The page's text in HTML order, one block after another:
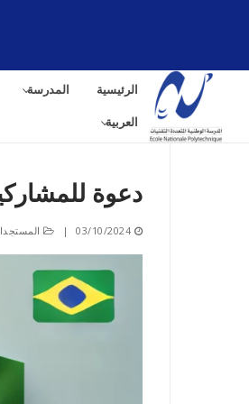
الرئيسية المدرسة
العربية
دعوة
03/10/2024
|